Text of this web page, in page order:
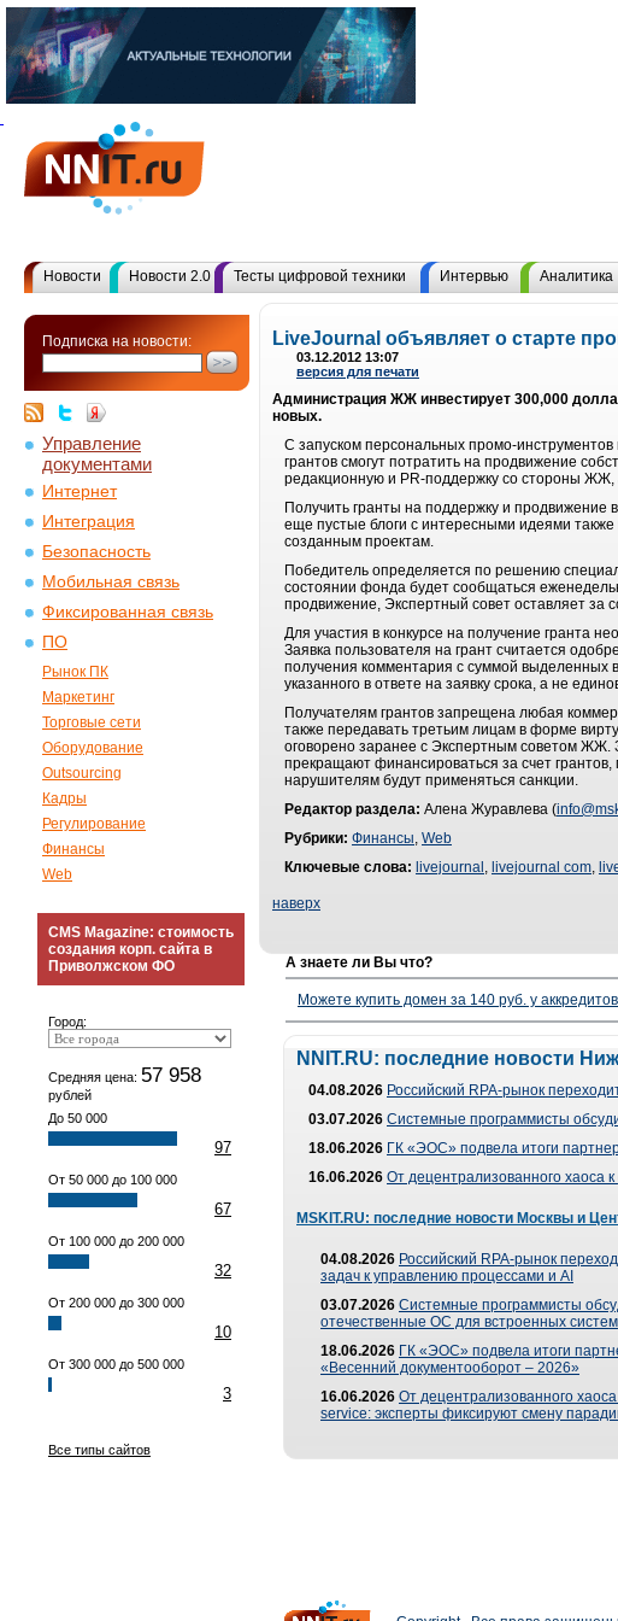
Новости Новости 2.0 Тесты цифровой техники Интервью Аналитика
Подписка на новости:
Управление
документами
Интернет
Интеграция
Безопасность
Мобильная связь
Фиксированная связь
ПО
Рынок ПК
Маркетинг
Торговые сети
Оборудование
Outsourcing
Кадры
Регулирование
Финансы
Web
CMS Magazine: стоимость
создания корп. сайта в
Приволжском ФО
Город:
Средняя цена: 57 958
рублей
До 50 000
97
От 50 000 до 100 000
67
От 100 000 до 200 000
32
От 200 000 до 300 000
10
От 300 000 до 500 000
3
Все типы сайтов
LiveJournal объявляет о старте
03.12.2012 13:07
версия для печати
Администрация ЖЖ инвестирует 300,000
новых.
С запуском персональных промо-
грантов смогут потратить на продвижение
редакционную и PR-поддержку со стороны ЖЖ,
Получить гранты на поддержку и
еще пустые блоги с интересными идеями также
созданным проектам.
Победитель определяется по решению
состоянии фонда будет сообщаться
продвижение, Экспертный совет оставляет
Для участия в конкурсе на получение гранта
Заявка пользователя на грант считается
получения комментария с суммой выделенных
указанного в ответе на заявку срока, а не
Получателям грантов запрещена любая
также передавать третьим лицам в форме
оговорено заранее с Экспертным советом ЖЖ.
прекращают финансироваться за счет
нарушителям будут применяться санкции.
Редактор раздела: Алена Журавлева (
Рубрики: Финансы, Web
Ключевые слова: livejournal , livejournal com,
наверх
А знаете ли Вы что?
Можете купить домен за 140 руб. у
NNIT.RU: последние новости
04.08.2026 Российский RPA-рынок
03.07.2026 Системные программисты
18.06.2026 ГК «ЭОС» подвела итоги
16.06.2026 От децентрализованного хаоса
MSKIT.RU: последние новости Москвы и
04.08.2026 Российский RPA-рынок
задач к управлению процессами и AI
03.07.2026 Системные программисты
отечественные ОС для встроенных систем
18.06.2026 ГК «ЭОС» подвела итоги
«Весенний документооборот – 2026»
16.06.2026 От децентрализованного
service: эксперты фиксируют смену